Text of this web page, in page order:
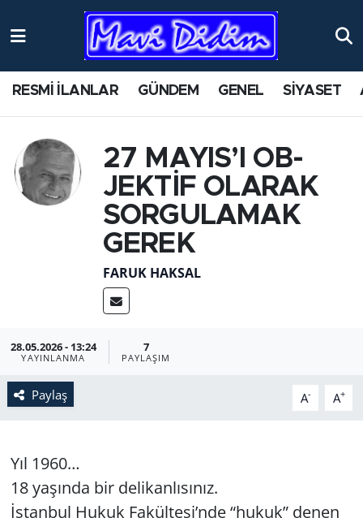
RESMİ İLANLAR GÜNDEM GENEL SİYASET
27 MAYIS’I OB­
JEKTİF OLA­RAK
SOR­GU­LA­MAK
GEREK
FARUK HAKSAL
28.05.2026 - 13:24
YAYINLANMA
7
PAYLAŞIM
Paylaş A- A+
Yıl 1960…
18 ya­şın­da bir de­li­kan­lı­sı­nız.
İstan­bul Hukuk Fa­kül­te­si’nde “hukuk” denen